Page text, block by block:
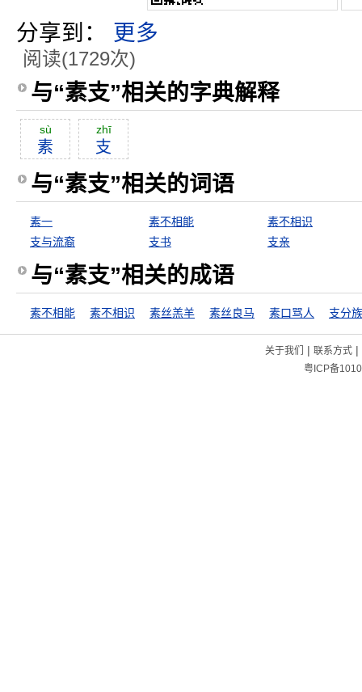
分享到： 更多
阅读(1729次)
与“素支”相关的字典解释
sù
素
zhī
支
与“素支”相关的词语
素一 素不相能
素不相识
支与流裔
支书 支亲
与“素支”相关的成语
素不相能 素不相识 素丝羔羊 素丝良马 素口骂人 支分
关于我们 | 联系方式|
粤ICP备